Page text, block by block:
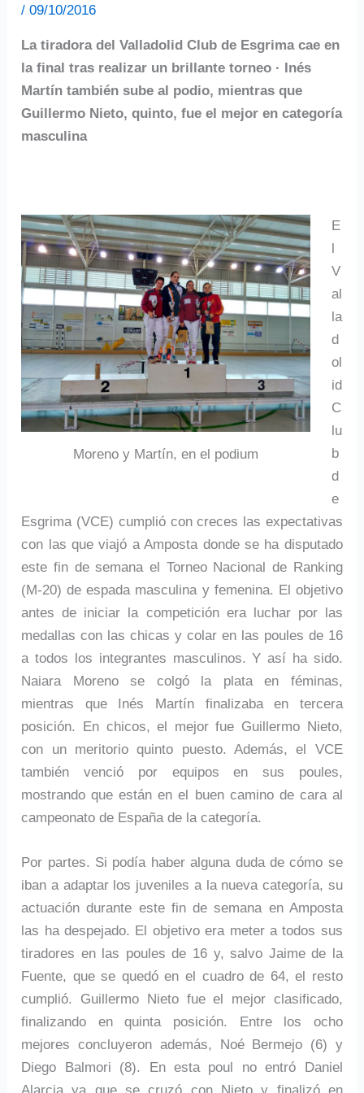
/09/10/2016
La tiradora del Valladolid Club de Esgrima cae en
la final tras realizar un brillante torneo · Inés
Martín también sube al podio, mientras que
Guillermo Nieto, quinto, fue el mejor en categoría
masculina
Moreno y Martín, en el podium
E
l
V
al
la
d
ol
id
C
lu
b
d
e
Esgrima (VCE) cumplió con creces las expectativas
con las que viajó a Amposta donde se ha disputado
este fin de semana el Torneo Nacional de Ranking
(M-20) de espada masculina y femenina. El objetivo
antes de iniciar la competición era luchar por las
medallas con las chicas y colar en las poules de 16
a todos los integrantes masculinos. Y así ha sido.
Naiara Moreno se colgó la plata en féminas,
mientras que Inés Martín finalizaba en tercera
posición. En chicos, el mejor fue Guillermo Nieto,
con un meritorio quinto puesto. Además, el VCE
también venció por equipos en sus poules,
mostrando que están en el buen camino de cara al
campeonato de España de la categoría.
Por partes. Si podía haber alguna duda de cómo se
iban a adaptar los juveniles a la nueva categoría, su
actuación durante este fin de semana en Amposta
las ha despejado. El objetivo era meter a todos sus
tiradores en las poules de 16 y, salvo Jaime de la
Fuente, que se quedó en el cuadro de 64, el resto
cumplió. Guillermo Nieto fue el mejor clasificado,
finalizando en quinta posición. Entre los ocho
mejores concluyeron además, Noé Bermejo (6) y
Diego Balmori (8). En esta poul no entró Daniel